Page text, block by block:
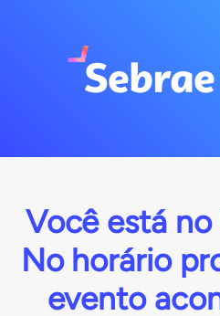
Você está
No horário
evento